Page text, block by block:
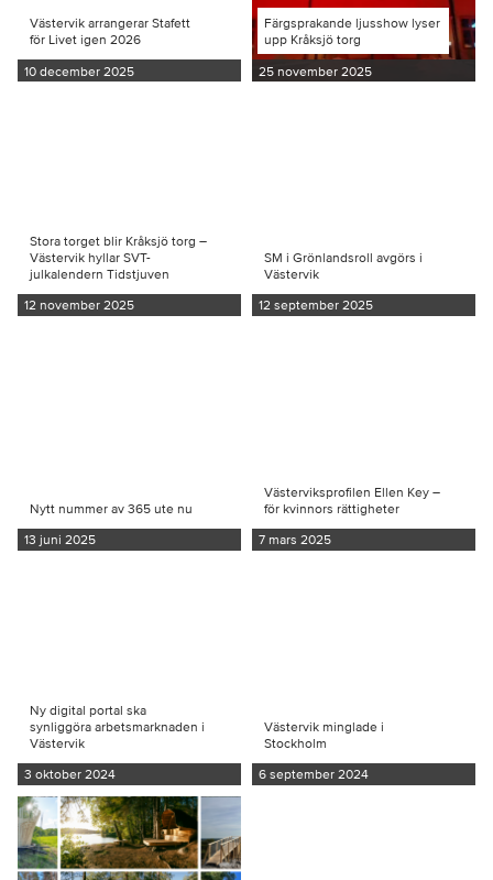
Västervik arrangerar Stafett
för Livet igen 2026
10 december 2025
Färgsprakande ljusshow lyser
upp Kråksjö torg
25 november 2025
Stora torget blir Kråksjö torg –
Västervik hyllar SVT-
julkalendern Tidstjuven
12 november 2025
SM i Grönlandsroll avgörs i
Västervik
12 september 2025
Nytt nummer av 365 ute nu
13 juni 2025
Västerviksprofilen Ellen Key –
för kvinnors rättigheter
7 mars 2025
Ny digital portal ska
synliggöra arbetsmarknaden i
Västervik
3 oktober 2024
Västervik minglade i
Stockholm
6 september 2024